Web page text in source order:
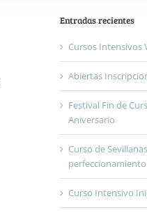
Entradas recientes
Cursos Intensivos
Abiertas
Festival Fin de
Aniversario
Curso de
Curso Intensivo